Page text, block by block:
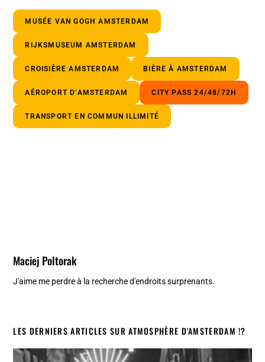
MUSÉE VAN GOGH AMSTERDAM
RIJKSMUSEUM AMSTERDAM
CROISIÈRE AMSTERDAM BIÈRE À AMSTERDAM
AÉROPORT D’AMSTERDAM CITY PASS 24/48/72H
TRANSPORT EN COMMUN ILLIMITÉ
Maciej Poltorak
J'aime me perdre à la recherche d'endroits surprenants.
LES DERNIERS ARTICLES SUR ATMOSPHÈRE D'AMSTERDAM !?